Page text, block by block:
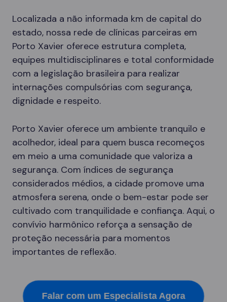
Localizada a não informada km de capital do
estado, nossa rede de clínicas parceiras em
Porto Xavier oferece estrutura completa,
equipes multidisciplinares e total conformidade
com a legislação brasileira para realizar
internações compulsórias com segurança,
dignidade e respeito.
Porto Xavier oferece um ambiente tranquilo e
acolhedor, ideal para quem busca recomeços
em meio a uma comunidade que valoriza a
segurança. Com índices de segurança
considerados médios, a cidade promove uma
atmosfera serena, onde o bem-estar pode ser
cultivado com tranquilidade e confiança. Aqui, o
convívio harmônico reforça a sensação de
proteção necessária para momentos
importantes de reflexão.
Falar com um Especialista Agora